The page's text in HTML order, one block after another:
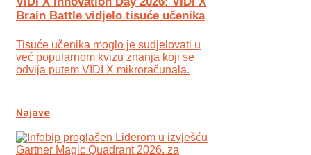
Brain Battle vidjelo tisuće učenika
Tisuće učenika moglo je sudjelovati u
već popularnom kvizu znanja koji se
odvija putem VIDI X mikroračunala.
Najave